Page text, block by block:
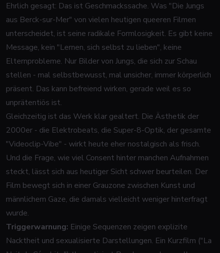
Ehrlich gesagt: Das ist Geschmackssache. Was "Die Jungs
aus Berck-sur-Mer" von vielen heutigen queeren Filmen
unterscheidet, ist seine radikale Formlosigkeit. Es gibt keine
Message, kein "Lernen, sich selbst zu lieben", keine
Elternprobleme. Nur Bilder von Jungs, die sich zur Schau
stellen - mal selbstbewusst, mal unsicher, immer körperlich
präsent. Das kann befreiend wirken, gerade weil es so
unprätentiös ist.
Gleichzeitig ist das Werk klar gealtert. Die Ästhetik der
2000er - die Elektrobeats, die Super-8-Optik, der gesamte
"Videoclip-Vibe" - wirkt heute eher nostalgisch als frisch.
Und die Frage, wie viel Consent hinter manchen Aufnahmen
steckt, lässt sich aus heutiger Sicht schwer beurteilen. Der
Film bewegt sich in einer Grauzone zwischen Kunst und
männlichem Gaze, die damals vielleicht weniger hinterfragt
wurde.
Triggerwarnung: Einige Sequenzen zeigen explizite
Nacktheit und sexualisierte Darstellungen. Ein Kurzfilm ("La